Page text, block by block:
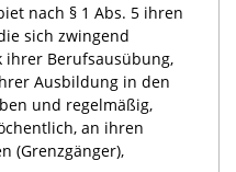
nach § 1 Abs. 5 ihren
sich zwingend
ihrer Berufsausübung,
Ausbildung in den
und regelmäßig,
an ihren
(Grenzgänger),